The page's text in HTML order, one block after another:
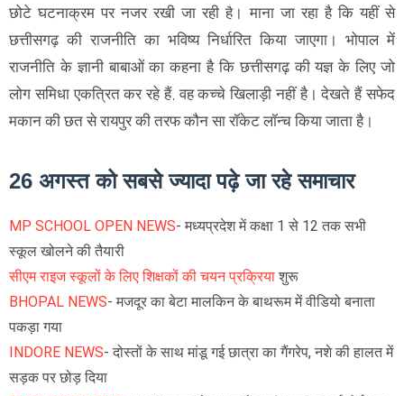
छोटे घटनाक्रम पर नजर रखी जा रही है। माना जा रहा है कि यहीं से
छत्तीसगढ़ की राजनीति का भविष्य निर्धारित किया जाएगा। भोपाल में
राजनीति के ज्ञानी बाबाओं का कहना है कि छत्तीसगढ़ की यज्ञ के लिए जो
लोग समिधा एकत्रित कर रहे हैं, वह कच्चे खिलाड़ी नहीं है। देखते हैं सफेद
मकान की छत से रायपुर की तरफ कौन सा रॉकेट लॉन्च किया जाता है।
26 अगस्त को सबसे ज्यादा पढ़े जा रहे समाचार
MP SCHOOL OPEN NEWS- मध्यप्रदेश में कक्षा 1 से 12 तक सभी
स्कूल खोलने की तैयारी
सीएम राइज स्कूलों के लिए शिक्षकों की चयन प्रक्रिया शुरू
BHOPAL NEWS- मजदूर का बेटा मालकिन के बाथरूम में वीडियो बनाता
पकड़ा गया
INDORE NEWS- दोस्तों के साथ मांडू गई छात्रा का गैंगरेप, नशे की हालत में
सड़क पर छोड़ दिया